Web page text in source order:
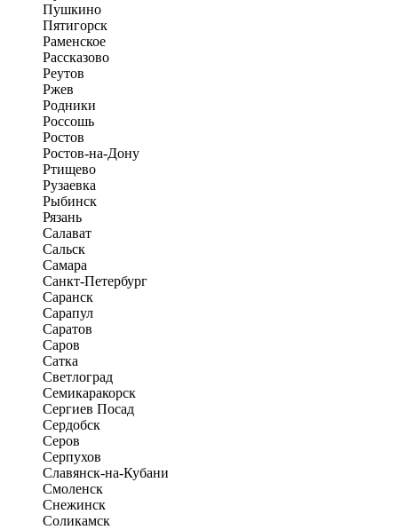
Пушкино
Пятигорск
Раменское
Рассказово
Реутов
Ржев
Родники
Россошь
Ростов
Ростов-на-Дону
Ртищево
Рузаевка
Рыбинск
Рязань
Салават
Сальск
Самара
Санкт-Петербург
Саранск
Сарапул
Саратов
Саров
Сатка
Светлоград
Семикаракорск
Сергиев Посад
Сердобск
Серов
Серпухов
Славянск-на-Кубани
Смоленск
Снежинск
Соликамск